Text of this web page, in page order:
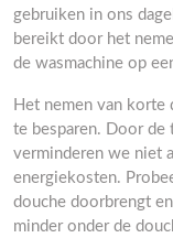
gebruiken in ons
bereikt door het
de wasmachine op
Het nemen van
te besparen. Door de
verminderen we niet
energiekosten.
douche doorbrengt
minder onder de